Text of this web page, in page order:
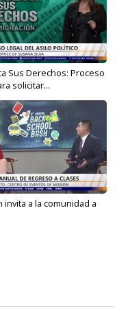
Sus Derechos: Proceso
solicitar...
invita a la comunidad a